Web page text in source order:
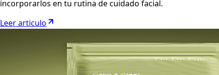
incorporarlos en tu rutina de cuidado facial.
Leer articulo